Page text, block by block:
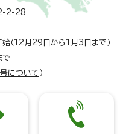
2-28
始（12月29日から1月3日まで）
で
について ）